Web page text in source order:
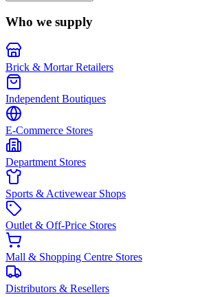
Who we supply
Brick & Mortar Retailers
Independent Boutiques
E-Commerce Stores
Department Stores
Sports & Activewear Shops
Outlet & Off-Price Stores
Mall & Shopping Centre Stores
Distributors & Resellers